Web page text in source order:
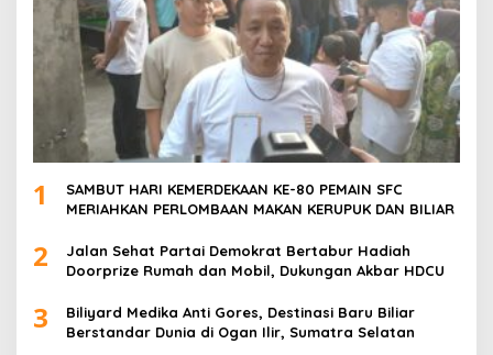
1
SAMBUT HARI KEMERDEKAAN KE-80 PEMAIN SFC
MERIAHKAN PERLOMBAAN MAKAN KERUPUK DAN BILIAR
2
Jalan Sehat Partai Demokrat Bertabur Hadiah
Doorprize Rumah dan Mobil, Dukungan Akbar HDCU
3
Biliyard Medika Anti Gores, Destinasi Baru Biliar
Berstandar Dunia di Ogan Ilir, Sumatra Selatan